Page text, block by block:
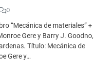
0
“Mecánica de materiales” +
Gere y Barry J. Goodno,
Título: Mecánica de
Gere y…